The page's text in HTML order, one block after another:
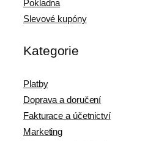
Pokladna
Slevové kupóny
Kategorie
Platby
Doprava a doručení
Fakturace a účetnictví
Marketing